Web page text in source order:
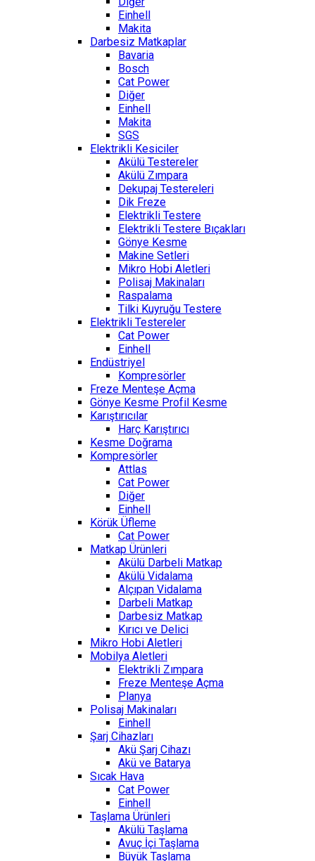
Einhell
Makita
Darbesiz Matkaplar
Bavaria
Bosch
Cat Power
Diğer
Einhell
Makita
SGS
Elektrikli Kesiciler
Akülü Testereler
Akülü Zımpara
Dekupaj Testereleri
Dik Freze
Elektrikli Testere
Elektrikli Testere Bıçakları
Gönye Kesme
Makine Setleri
Mikro Hobi Aletleri
Polisaj Makinaları
Raspalama
Tilki Kuyruğu Testere
Elektrikli Testereler
Cat Power
Einhell
Endüstriyel
Kompresörler
Freze Menteşe Açma
Gönye Kesme Profil Kesme
Karıştırıcılar
Harç Karıştırıcı
Kesme Doğrama
Kompresörler
Attlas
Cat Power
Diğer
Einhell
Körük Üfleme
Cat Power
Matkap Ürünleri
Akülü Darbeli Matkap
Akülü Vidalama
Alçıpan Vidalama
Darbeli Matkap
Darbesiz Matkap
Kırıcı ve Delici
Mikro Hobi Aletleri
Mobilya Aletleri
Elektrikli Zımpara
Freze Menteşe Açma
Planya
Polisaj Makinaları
Einhell
Şarj Cihazları
Akü Şarj Cihazı
Akü ve Batarya
Sıcak Hava
Cat Power
Einhell
Taşlama Ürünleri
Akülü Taşlama
Avuç İçi Taşlama
Büyük Taşlama